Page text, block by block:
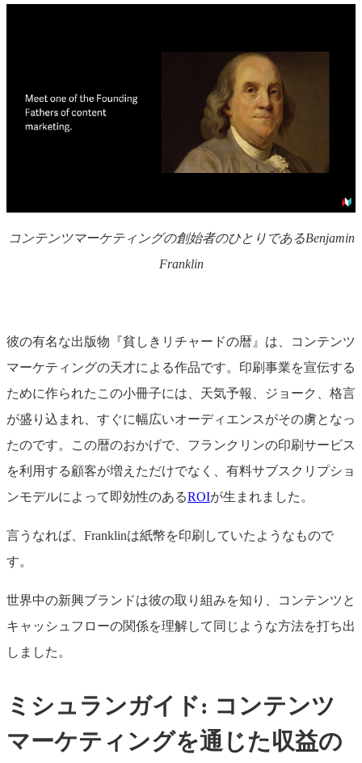
コンテンツマーケティングの創始者のひとりであるBenjamin
Franklin
彼の有名な出版物『貧しきリチャードの暦』は、コンテンツ
マーケティングの天才による作品です。印刷事業を宣伝する
ために作られたこの小冊子には、天気予報、ジョーク、格言
が盛り込まれ、すぐに幅広いオーディエンスがその虜となっ
たのです。この暦のおかげで、フランクリンの印刷サービス
を利用する顧客が増えただけでなく、有料サブスクリプショ
ンモデルによって即効性のあるROIが生まれました。
言うなれば、Franklinは紙幣を印刷していたようなもので
す。
世界中の新興ブランドは彼の取り組みを知り、コンテンツと
キャッシュフローの関係を理解して同じような方法を打ち出
しました。
ミシュランガイド: コンテンツ
マーケティングを通じた収益の